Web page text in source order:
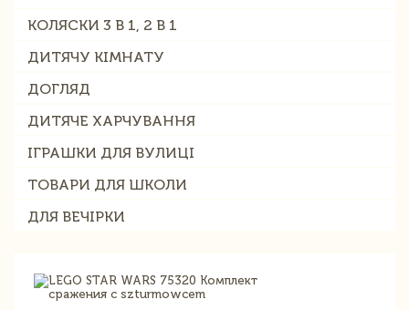
КОЛЯСКИ 3 В 1, 2 В 1
ДИТЯЧУ КІМНАТУ
ДОГЛЯД
ДИТЯЧЕ ХАРЧУВАННЯ
ІГРАШКИ ДЛЯ ВУЛИЦІ
ТОВАРИ ДЛЯ ШКОЛИ
ДЛЯ ВЕЧІРКИ